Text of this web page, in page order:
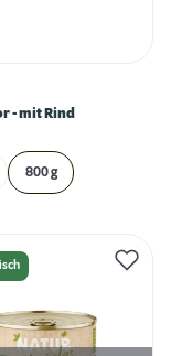
- mit Rind
800 g